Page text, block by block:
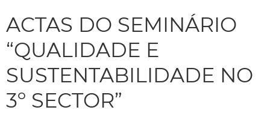
ACTAS DO SEMINÁRIO
“QUALIDADE E
SUSTENTABILIDADE NO
3º SECTOR”